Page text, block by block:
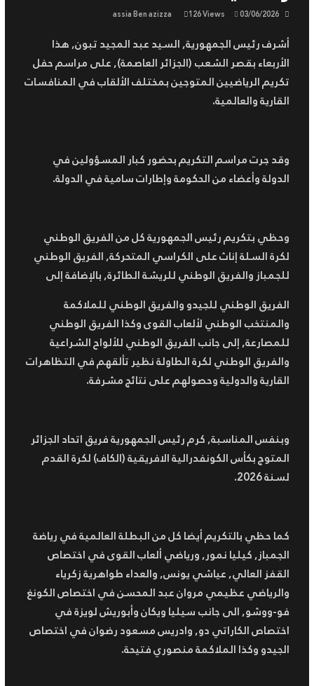
الاحتفال باليوم الوطني للجيش
السلطة الوطنية المستقلة لضبط
السمعي البصري تسجل إخلالا
بقواعد التعامل الإنساني مع
الأزمات من قبل بعض القنوات
assia Ben azizza 126 Views 03/06/2026
أشرف رئيس الجمهورية, السيد عبد المجيد تبون, هذا
الأربعاء بقصر الشعب (الجزائر العاصمة), على مراسم حفل
تكريم الرياضيين المتوجين بمختلف الألقاب في المنافسات
القارية والعالمية.
وقد جرت مراسم التكريم بحضور كبار المسؤولين في
الدولة وأعضاء من الحكومة وإطارات سامية في الدولة.
وحظي بتكريم رئيس الجمهورية كل من الفريق الوطني
لكرة السلة إناث على الكراسي المتحركة, الفريق الوطني
للجمباز والفريق الوطني للريشة الطائرة, بالإضافة إلى
الفريق الوطني للجيدو والفريق الوطني للملاكمة
والمنتخب الوطني لألعاب القوى وكذا الفريق الوطني
للمصارعة, إلى جانب الفريق الوطني للألواح الشراعية
والفريق الوطني لكرة الطاولة نظير تألقهم في التظاهرات
القارية والدولية وحصولهم على نتائج مشرفة.
وبنفس المناسبة, كرم رئيس الجمهورية فريق اتحاد الجزائر
المتوج بكأس الكونفدرالية الافريقية (الكاف) لكرة القدم
لسنة 2026.
كما حظي بالتكريم أيضا كل من البطلة العالمية في رياضة
الجمباز, كيليا نمور, ورياضي ألعاب القوى في اختصاص
القفز العالي, عياشي يونس, والعداء طواهرية زكرياء
والرياضي عظيمي مروان عبد المحسن في اختصاص الكونغ
فو-ووشو, الى جانب سيليا ويكان وأبوريش لويزة في
اختصاص الكاراتي دو, وادريس مسعود رضوان في اختصاص
الجيدو وكذا الملاكمة منصوري فتيحة.